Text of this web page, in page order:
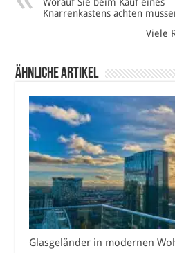
Knarrenkastens achten
Viele
Ähnliche Artikel
Glasgeländer in modernen